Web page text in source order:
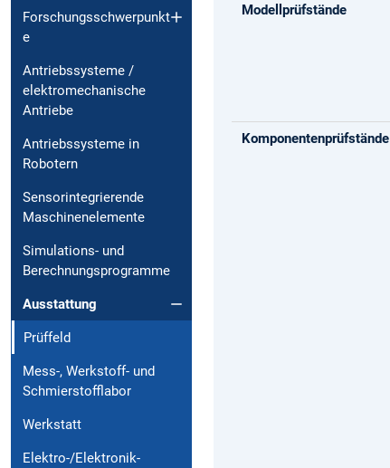
Forschungsschwerpunkt
e
Antriebssysteme /
elektromechanische
Antriebe
Antriebssysteme in
Robotern
Sensorintegrierende
Maschinenelemente
Simulations- und
Berechnungsprogramme
Ausstattung
Prüffeld
Mess-, Werkstoff- und
Schmierstofflabor
Werkstatt
Elektro-/Elektronik-
Modellprüfstände
Komponentenprüfstände